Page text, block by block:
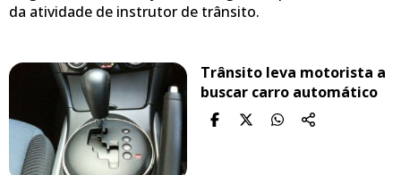
da atividade de instrutor de trânsito.
Trânsito leva motorista a
buscar carro automático